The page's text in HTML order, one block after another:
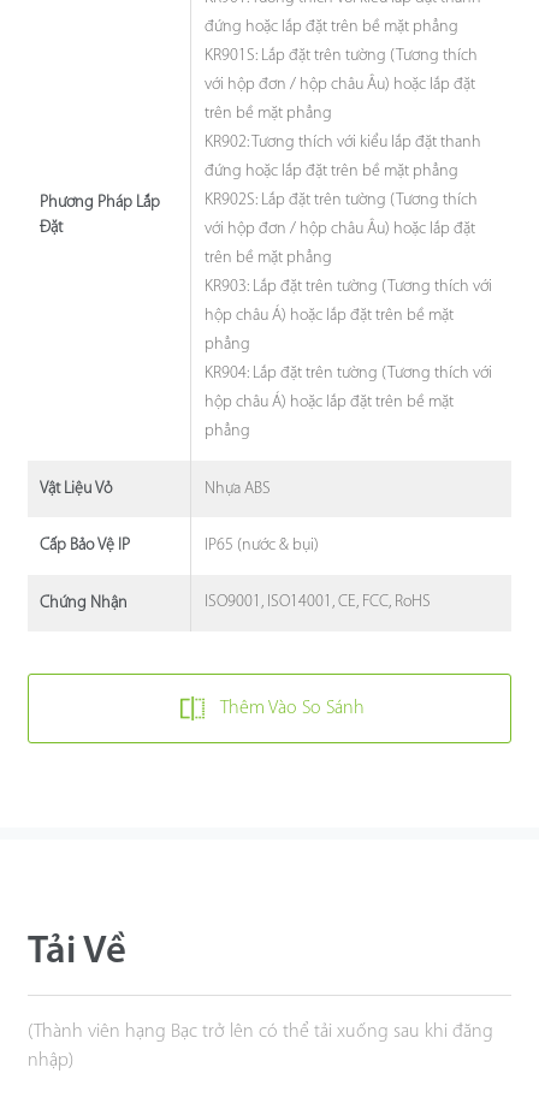
Phương Pháp Lắp
Đặt
đứng hoặc lắp đặt trên bề mặt phẳng
KR901S: Lắp đặt trên tường (Tương thích
với hộp đơn / hộp châu Âu) hoặc lắp đặt
trên bề mặt phẳng
KR902: Tương thích với kiểu lắp đặt thanh
đứng hoặc lắp đặt trên bề mặt phẳng
KR902S: Lắp đặt trên tường (Tương thích
với hộp đơn / hộp châu Âu) hoặc lắp đặt
trên bề mặt phẳng
KR903: Lắp đặt trên tường (Tương thích với
hộp châu Á) hoặc lắp đặt trên bề mặt
phẳng
KR904: Lắp đặt trên tường (Tương thích với
hộp châu Á) hoặc lắp đặt trên bề mặt
phẳng
Vật Liệu Vỏ Nhựa ABS
Cấp Bảo Vệ IP IP65 (nước & bụi)
Chứng Nhận ISO9001, ISO14001, CE, FCC, RoHS
Thêm Vào So Sánh
Tải Về
(Thành viên hạng Bạc trở lên có thể tải xuống sau khi đăng
nhập)